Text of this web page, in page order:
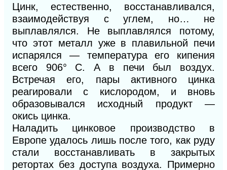
Цинк, естественно, восстанавливался,
взаимодействуя с углем, но… не
выплавлялся. Не выплавлялся потому,
что этот металл уже в плавильной печи
испарялся — температура его кипения
всего 906° С. А в печи был воздух.
Встречая его, пары активного цинка
реагировали с кислородом, и вновь
образовывался исходный продукт —
окись цинка.
Наладить цинковое производство в
Европе удалось лишь после того, как руду
стали восстанавливать в закрытых
ретортах без доступа воздуха. Примерно